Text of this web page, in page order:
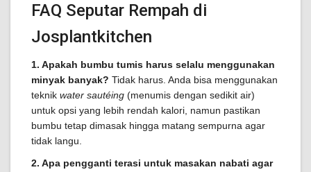
FAQ Seputar Rempah di
Josplantkitchen
1. Apakah bumbu tumis harus selalu menggunakan
minyak banyak? Tidak harus. Anda bisa menggunakan
teknik water sautéing (menumis dengan sedikit air)
untuk opsi yang lebih rendah kalori, namun pastikan
bumbu tetap dimasak hingga matang sempurna agar
tidak langu.
2. Apa pengganti terasi untuk masakan nabati agar